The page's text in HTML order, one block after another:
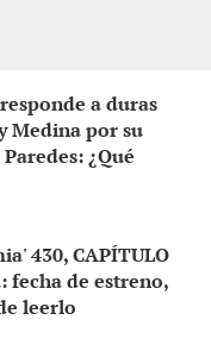
a duras
Medina por su
¿Qué
430, CAPÍTULO
fecha de estreno,
leerlo